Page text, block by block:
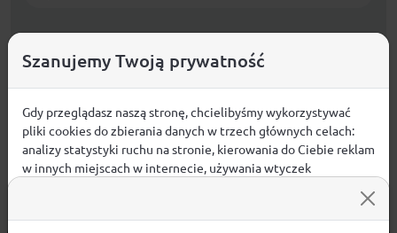
Szanujemy Twoją prywatność
Gdy przeglądasz naszą stronę, chcielibyśmy wykorzystywać
pliki cookies do zbierania danych w trzech głównych celach:
analizy statystyki ruchu na stronie, kierowania do Ciebie reklam
w innych miejscach w internecie, używania wtyczek
używanych plików cookies.